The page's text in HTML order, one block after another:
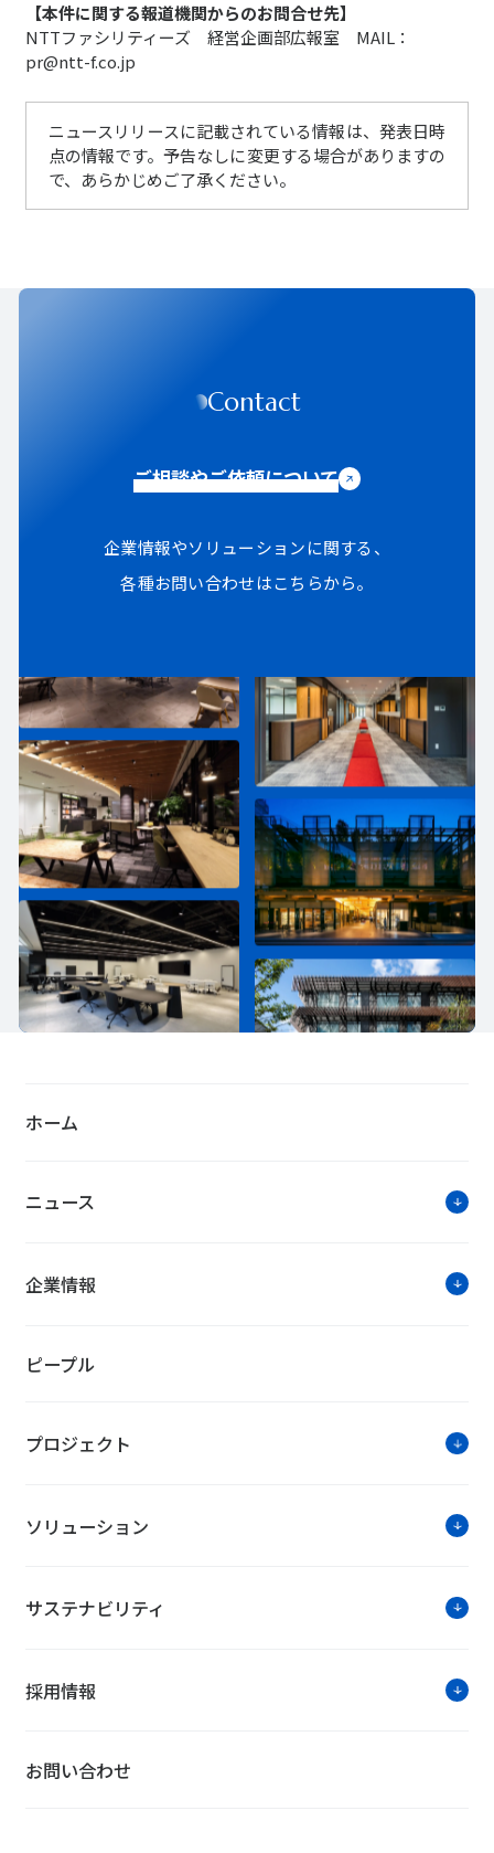
【本件に関する報道機関からのお問合せ先】
NTTファシリティーズ 経営企画部広報室 MAIL：
pr@ntt-f.co.jp
ニュースリリースに記載されている情報は、発表日時
点の情報です。予告なしに変更する場合がありますの
で、あらかじめご了承ください。
Contact
ご相談やご依頼について
企業情報やソリューションに関する、
各種お問い合わせはこちらから。
ホーム
ニュース
企業情報
ピープル
プロジェクト
ソリューション
サステナビリティ
採用情報
お問い合わせ